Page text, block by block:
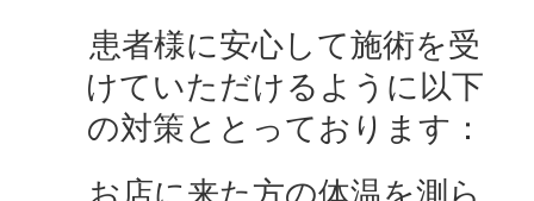
患者様に安心して施術を受
けていただけるように以下
の対策ととっております：
お店に来た方の体温を測ら